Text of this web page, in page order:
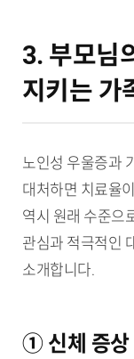
3. 부모님
지키는 가
노인성 우울증과
대처하면 치료율
역시 원래 수준으
관심과 적극적인
소개합니다.
① 신체 증상